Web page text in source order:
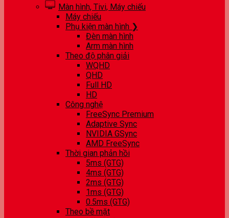
Màn hình, Tivi, Máy chiếu
Máy chiếu
Phụ kiện màn hình ❯
Đèn màn hình
Arm màn hình
Theo độ phân giải
WQHD
QHD
Full HD
HD
Công nghệ
FreeSync Premium
Adaptive Sync
NVIDIA GSync
AMD FreeSync
Thời gian phản hồi
5ms (GTG)
4ms (GTG)
2ms (GTG)
1ms (GTG)
0.5ms (GTG)
Theo bề mặt